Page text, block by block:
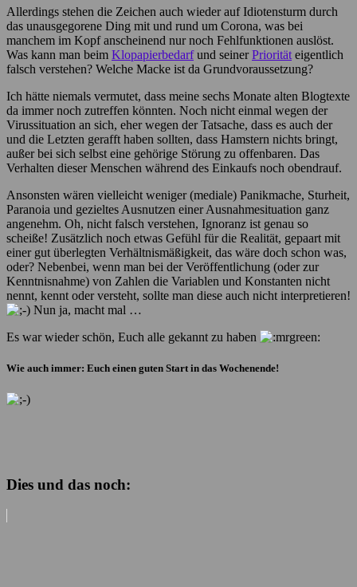
Allerdings stehen die Zeichen auch wieder auf Idiotensturm durch
das unausgegorene Ding mit und rund um Corona, was bei
manchem im Kopf anscheinend nur noch Fehlfunktionen auslöst.
Was kann man beim Klopapierbedarfund seinerPriorität eigentlich
falsch verstehen? Welche Macke ist da Grundvoraussetzung?
Ich hätte niemals vermutet, dass meine sechs Monate alten Blogtexte
da immer noch zutreffen könnten. Noch nicht einmal wegen der
Virussituation an sich, eher wegen der Tatsache, dass es auch der
und die Letzten gerafft haben sollten, dass Hamstern nichts bringt,
außer bei sich selbst eine gehörige Störung zu offenbaren. Das
Verhalten dieser Menschen während des Einkaufs noch obendrauf.
Ansonsten wären vielleicht weniger (mediale) Panikmache, Sturheit,
Paranoia und gezieltes Ausnutzen einer Ausnahmesituation ganz
angenehm. Oh, nicht falsch verstehen, Ignoranz ist genau so
scheiße! Zusätzlich noch etwas Gefühl für die Realität, gepaart mit
einer gut überlegten Verhältnismäßigkeit, das wäre doch schon was,
oder? Nebenbei, wenn man bei der Veröffentlichung (oder zur
Kenntnisnahme) von Zahlen die Variablen und Konstanten nicht
nennt, kennt oder versteht, sollte man diese auch nicht interpretieren!
Nun ja, macht mal …
Es war wieder schön, Euch alle gekannt zu haben
Wie auch immer: Euch einen guten Start in das Wochenende!
Dies und das noch: